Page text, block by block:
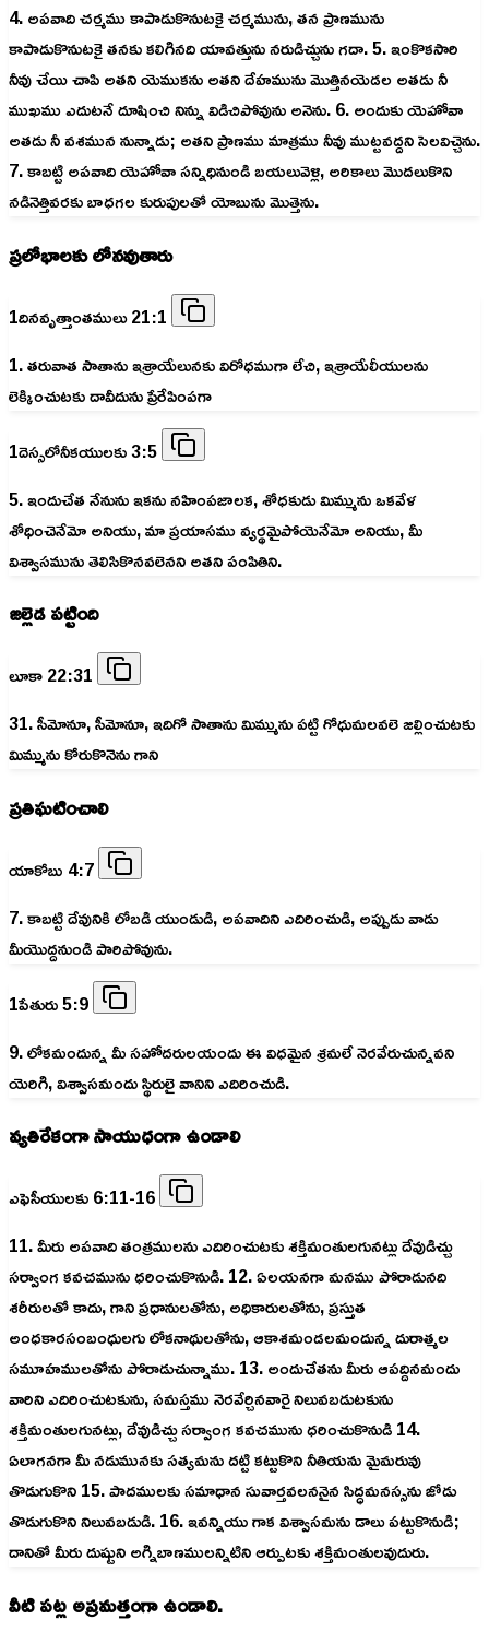
4. అపవాది చర్మము కాపాడుకొనుటకై చర్మమును, తన ప్రాణమును
కాపాడుకొనుటకై తనకు కలిగినది యావత్తును నరుడిచ్చును గదా. 5. ఇంకొకసారి
నీవు చేయి చాపి అతని యెముకను అతని దేహమును మొత్తినయెడల అతడు నీ
ముఖము ఎదుటనే దూషించి నిన్ను విడిచిపోవును అనెను. 6. అందుకు యెహోవా
అతడు నీ వశమున నున్నాడు; అతని ప్రాణము మాత్రము నీవు ముట్టవద్దని సెలవిచ్చెను.
7. కాబట్టి అపవాది యెహోవా సన్నిధినుండి బయలువెళ్లి, అరికాలు మొదలుకొని
నడినెత్తివరకు బాధగల కురుపులతో యోబును మొత్తెను.
ప్రలోభాలకు లోనవుతారు
1దినవృత్తాంతములు 21:1
1. తరువాత సాతాను ఇశ్రాయేలునకు విరోధముగా లేచి, ఇశ్రాయేలీయులను
లెక్కించుటకు దావీదును ప్రేరేపింపగా
1దెస్సలోనీకయులకు 3:5
5. ఇందుచేత నేనును ఇకను నహింపజాలక, శోధకుడు మిమ్మును ఒకవేళ
శోధించెనేమో అనియు, మా ప్రయాసము వ్యర్థమైపోయెనేమో అనియు, మీ
విశ్వాసమును తెలిసికొనవలెనని అతని పంపితిని.
జల్లెడ పట్టింది
లూకా 22:31
31. సీమోనూ, సీమోనూ, ఇదిగో సాతాను మిమ్మును పట్టి గోధుమలవలె జల్లించుటకు
మిమ్మును కోరుకొనెను గాని
ప్రతిఘటించాలి
యాకోబు 4:7
7. కాబట్టి దేవునికి లోబడి యుండుడి, అపవాదిని ఎదిరించుడి, అప్పుడు వాడు
మీయొద్దనుండి పారిపోవును.
1పేతురు 5:9
9. లోకమందున్న మీ సహోదరులయందు ఈ విధమైన శ్రమలే నెరవేరుచున్నవని
యెరిగి, విశ్వాసమందు స్థిరులై వానిని ఎదిరించుడి.
వ్యతిరేకంగా సాయుధంగా ఉండాలి
ఎఫెసీయులకు 6:11-16
11. మీరు అపవాది తంత్రములను ఎదిరించుటకు శక్తిమంతులగునట్లు దేవుడిచ్చు
సర్వాంగ కవచమును ధరించుకొనుడి. 12. ఏలయనగా మనము పోరాడునది
శరీరులతో కాదు, గాని ప్రధానులతోను, అధికారులతోను, ప్రస్తుత
అంధకారసంబంధులగు లోకనాథులతోను, ఆకాశమండలమందున్న దురాత్మల
సమూహములతోను పోరాడుచున్నాము. 13. అందుచేతను మీరు ఆపద్దినమందు
వారిని ఎదిరించుటకును, సమస్తము నెరవేర్చినవారై నిలువబడుటకును
శక్తిమంతులగునట్లు, దేవుడిచ్చు సర్వాంగ కవచమును ధరించుకొనుడి 14.
ఏలాగనగా మీ నడుమునకు సత్యమను దట్టి కట్టుకొని నీతియను మైమరువు
తొడుగుకొని 15. పాదములకు సమాధాన సువార్తవలననైన సిద్ధమనస్సను జోడు
తొడుగుకొని నిలువబడుడి. 16. ఇవన్నియు గాక విశ్వాసమను డాలు పట్టుకొనుడి;
దానితో మీరు దుష్టుని అగ్నిబాణములన్నిటిని ఆర్పుటకు శక్తిమంతులవుదురు.
వీటి పట్ల అప్రమత్తంగా ఉండాలి.